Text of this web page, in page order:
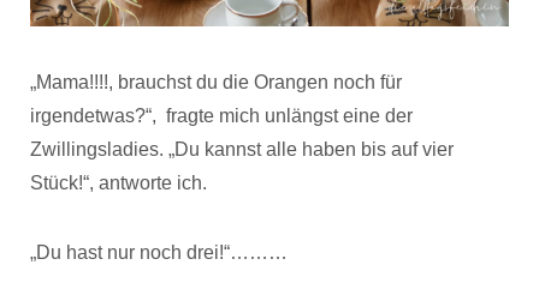
„Mama!!!!, brauchst du die Orangen noch für
irgendetwas?“, fragte mich unlängst eine der
Zwillingsladies. „Du kannst alle haben bis auf vier
Stück!“, antworte ich.
„Du hast nur noch drei!“………